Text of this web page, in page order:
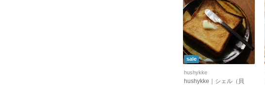
sale
hushykke
hushykke｜シェル（貝